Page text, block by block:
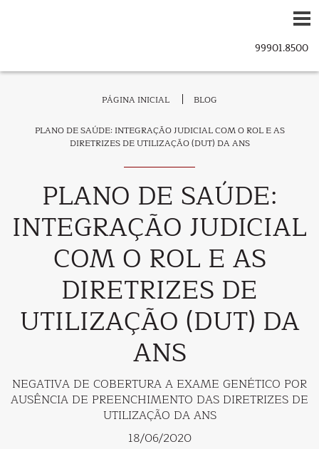
PÁGINA INICIAL BLOG
PLANO DE SAÚDE: INTEGRAÇÃO JUDICIAL COM O ROL E AS
DIRETRIZES DE UTILIZAÇÃO (DUT) DA ANS
PLANO DE SAÚDE:
INTEGRAÇÃO JUDICIAL
COM O ROL E AS
DIRETRIZES DE
UTILIZAÇÃO (DUT) DA
ANS
NEGATIVA DE COBERTURA A EXAME GENÉTICO POR
AUSÊNCIA DE PREENCHIMENTO DAS DIRETRIZES DE
UTILIZAÇÃO DA ANS
18/06/2020